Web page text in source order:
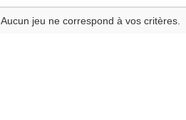
Aucun jeu ne correspond à vos critères.